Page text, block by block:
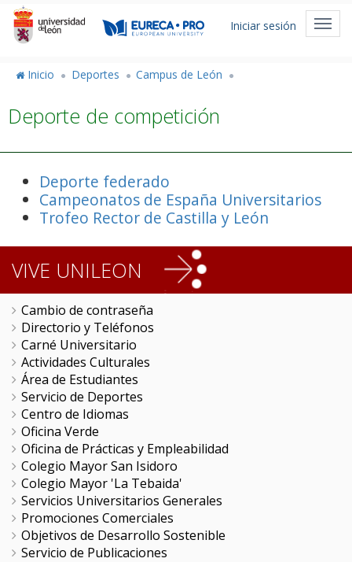
Pasar
contenido
Menú
cuenta
Iniciar sesión
Inicio Deportes Campus de León
Deporte de competición
Deporte federado
Campeonatos de España Universitarios
Trofeo Rector de Castilla y León
VIVE UNILEON
Cambio de contraseña
Directorio y Teléfonos
Carné Universitario
Actividades Culturales
Área de Estudiantes
Servicio de Deportes
Centro de Idiomas
Oficina Verde
Oficina de Prácticas y Empleabilidad
Colegio Mayor San Isidoro
Colegio Mayor 'La Tebaida'
Servicios Universitarios Generales
Promociones Comerciales
Objetivos de Desarrollo Sostenible
Servicio de Publicaciones